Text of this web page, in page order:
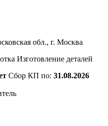
обл., г. Москва
Изготовление деталей
Сбор КП по: 31.08.2026